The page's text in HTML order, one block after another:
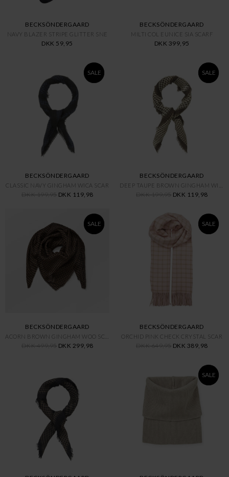
BECKSÖNDERGAARD
NAVY BLAZER STRIPE GLITTER SNE
DKK 59,95
BECKSÖNDERGAARD
MILTI COL EUNICE SIA SCARF
DKK 399,95
SALE
BECKSÖNDERGAARD
CLASSIC NAVY GINGHAM WICA SCAR
DKK 199,95 DKK 119,98
SALE
BECKSÖNDERGAARD
DKK 199,95 DKK 119,98
SALE
BECKSÖNDERGAARD
DKK 499,95 DKK 299,98
SALE
BECKSÖNDERGAARD
ORCHID PINK CHECK CRYSTAL SCAR
DKK 649,95 DKK 389,98
SALE